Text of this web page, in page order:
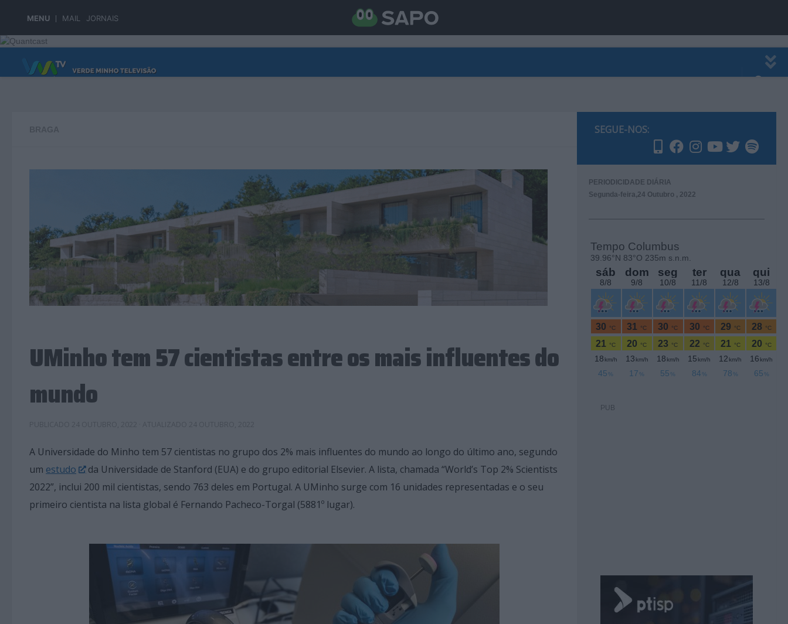
MENU MAIL JORNAIS
Skip to content
UMinho tem 57 cientistas entre os mais influentes do
mundo
A Universidade do Minho tem 57 cientistas no grupo dos 2% mais influentes do mundo ao longo do último ano, segundo
um estudo
da Universidade de Stanford (EUA) e do grupo editorial Elsevier. A lista, chamada “World’s Top 2% Scientists
2022”, inclui 200 mil cientistas, sendo 763 deles em Portugal. A UMinho surge com 16 unidades representadas e o seu
primeiro cientista na lista global é Fernando Pacheco-Torgal (5881º lugar).
SEGUE-NOS:
PERIODICIDADE DIÁRIA
Segunda-feira,24 Outubro , 2022
PUB